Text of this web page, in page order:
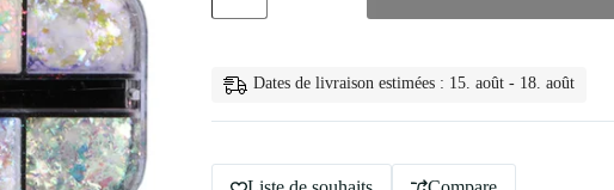
Vernis
Irises
Grilles
G
Dates de livraison estimées : 15. août - 18. août